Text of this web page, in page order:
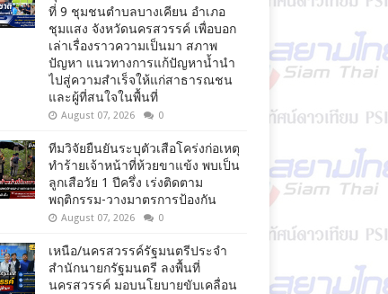
ที่ 9 ชุมชนตำบลบางเคียน อำเภอ
ชุมแสง จังหวัดนครสวรรค์ เพื่อบอก
เล่าเรื่องราวความเป็นมา สภาพ
ปัญหา แนวทางการแก้ปัญหาน้ำนำ
ไปสู่ความสำเร็จให้แก่สาธารณชน
และผู้ที่สนใจในพื้นที่
August 07, 2026 0
ทีมวิจัยยืนยันระบุตัวเสือโคร่งก่อเหตุ
ทำร้ายเจ้าหน้าที่ห้วยขาแข้ง พบเป็น
ลูกเสือวัย 1 ปีครึ่ง เร่งติดตาม
พฤติกรรม-วางมาตรการป้องกัน
August 07, 2026 0
เหนือ/นครสวรรค์รัฐมนตรีประจำ
สำนักนายกรัฐมนตรี ลงพื้นที่
นครสวรรค์ มอบนโยบายขับเคลื่อน